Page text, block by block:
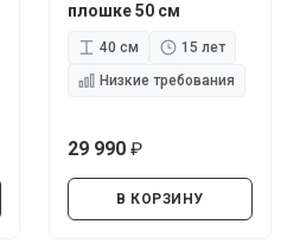
плошке 50 см
40 см
15 лет
Низкие требования
29 990
В КОРЗИНУ